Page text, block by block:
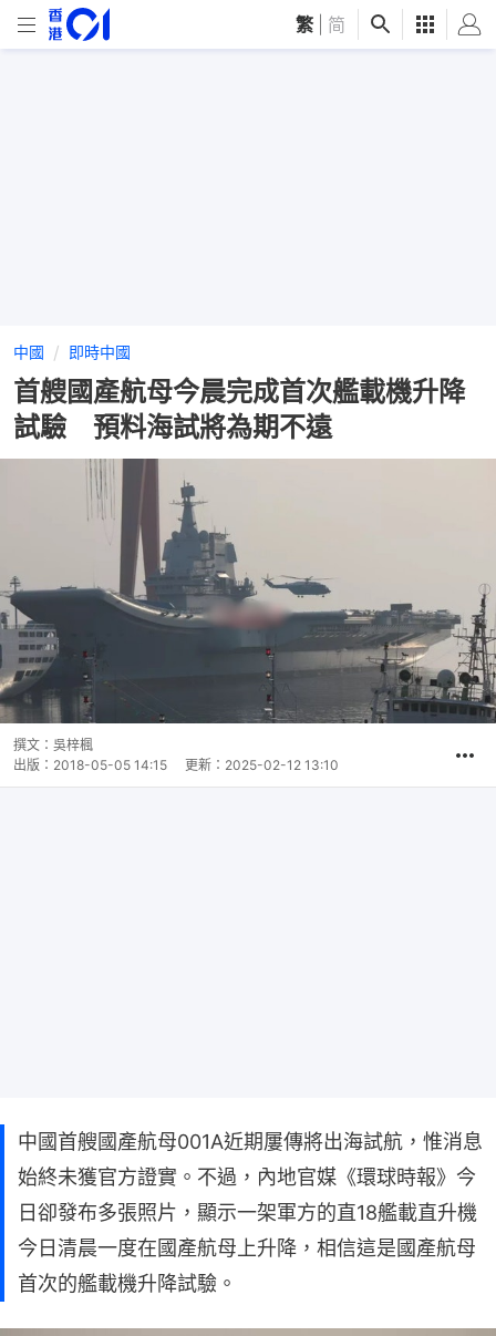
繁 简
中國 即時中國
首艘國產航母今晨完成首次艦載機升降
試驗 預料海試將為期不遠
撰文： 吳梓楓
出版： 2018-05-05 14:15 更新： 2025-02-12 13:10
中國首艘國產航母001A近期屢傳將出海試航，惟消息
始終未獲官方證實。不過，內地官媒《環球時報》今
日卻發布多張照片，顯示一架軍方的直18艦載直升機
今日清晨一度在國產航母上升降，相信這是國產航母
首次的艦載機升降試驗。